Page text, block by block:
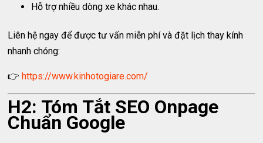
Hỗ trợ nhiều dòng xe khác nhau.
Liên hệ ngay để được tư vấn miễn phí và đặt lịch thay kính
nhanh chóng:
👉https://www.kinhotogiare.com/
H2: Tóm Tắt SEO Onpage
Chuẩn Google